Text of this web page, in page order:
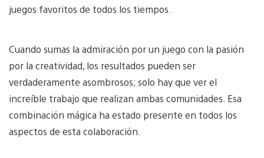
juegos favoritos de todos los tiempos.
Cuando sumas la admiración por un juego con la pasión
por la creatividad, los resultados pueden ser
verdaderamente asombrosos; solo hay que ver el
increíble trabajo que realizan ambas comunidades. Esa
combinación mágica ha estado presente en todos los
aspectos de esta colaboración.